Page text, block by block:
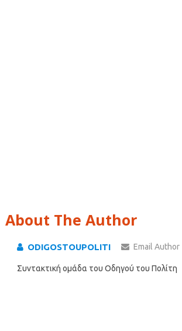
About The Author
ODIGOSTOUPOLITI Email Author
Συντακτική ομάδα του Οδηγού του Πολίτη